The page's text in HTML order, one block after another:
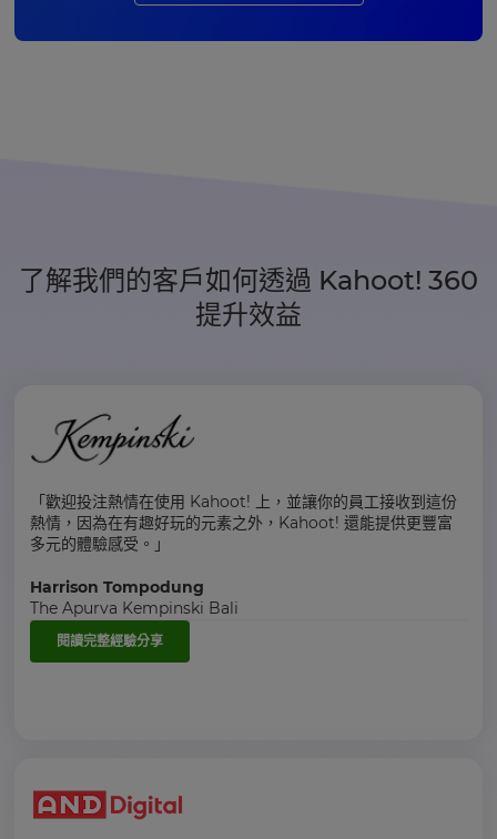
了解我們的客戶如何透過 Kahoot! 360
提升效益
「歡迎投注熱情在使用 Kahoot! 上，並讓你的員工接收到這份
熱情，因為在有趣好玩的元素之外，Kahoot! 還能提供更豐富
多元的體驗感受。」
Harrison Tompodung
The Apurva Kempinski Bali
閱讀完整經驗分享